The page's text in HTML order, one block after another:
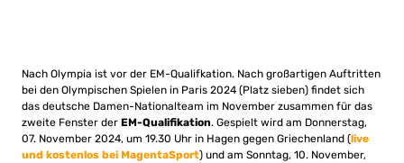
Nach Olympia ist vor der EM-Qualifkation. Nach großartigen Auftritten
bei den Olympischen Spielen in Paris 2024 (Platz sieben) findet sich
das deutsche Damen-Nationalteam im November zusammen für das
zweite Fenster der EM-Qualifikation. Gespielt wird am Donnerstag,
07. November 2024, um 19.30 Uhr in Hagen gegen Griechenland (live
und kostenlos bei MagentaSport) und am Sonntag, 10. November,